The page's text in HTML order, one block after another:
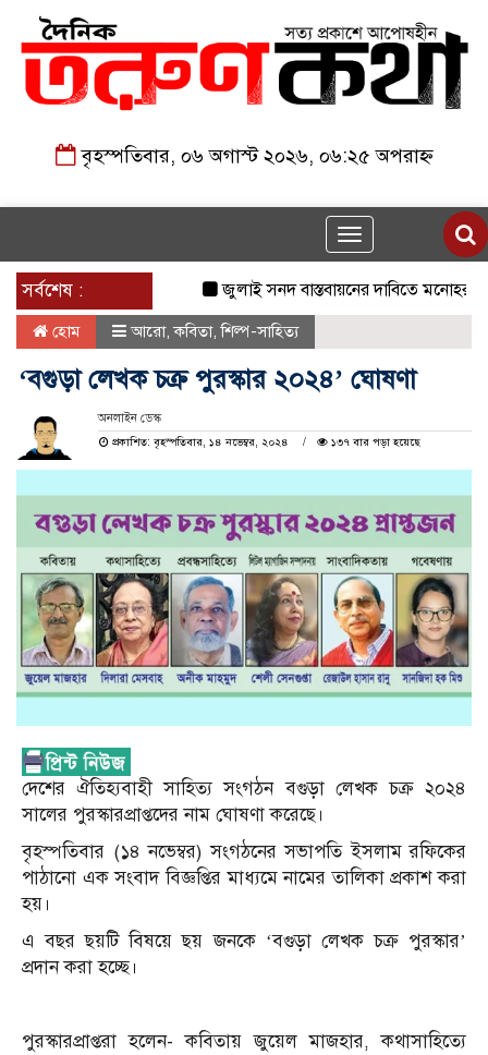
বৃহস্পতিবার, ০৬ অগাস্ট ২০২৬, ০৬:২৫ অপরাহ্ন
Toggle
navigation
সর্বশেষ :
জুলাই সনদ বাস্তবায়নের দাবিতে মনোহরগঞ্জে
হোম আরো,কবিতা,শিল্প-সাহিত্য
‘বগুড়া লেখক চক্র পুরস্কার ২০২৪’ ঘোষণা
অনলাইন ডেস্ক
প্রকাশিত: বৃহস্পতিবার, ১৪ নভেম্বর, ২০২৪
১৩৭ বার পড়া হয়েছে
দেশের ঐতিহ্যবাহী সাহিত্য সংগঠন বগুড়া লেখক চক্র ২০২৪
সালের পুরস্কারপ্রাপ্তদের নাম ঘোষণা করেছে।
বৃহস্পতিবার (১৪ নভেম্বর) সংগঠনের সভাপতি ইসলাম রফিকের
পাঠানো এক সংবাদ বিজ্ঞপ্তির মাধ্যমে নামের তালিকা প্রকাশ করা
হয়।
এ বছর ছয়টি বিষয়ে ছয় জনকে ‘বগুড়া লেখক চক্র পুরস্কার’
প্রদান করা হচ্ছে।
পুরস্কারপ্রাপ্তরা হলেন- কবিতায় জুয়েল মাজহার, কথাসাহিত্যে